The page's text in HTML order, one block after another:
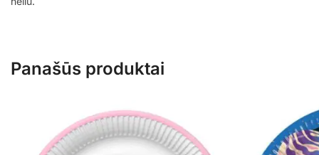
Panašūs produktai